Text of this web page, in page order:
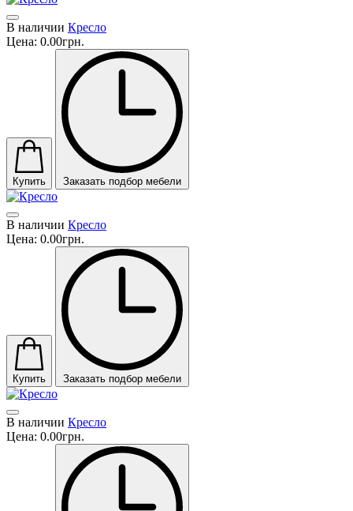
В наличии Кресло
Цена: 0.00грн.
Купить Заказать подбор мебели
В наличии Кресло
Цена: 0.00грн.
Купить Заказать подбор мебели
В наличии Кресло
Цена: 0.00грн.